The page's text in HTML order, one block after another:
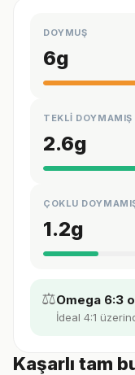
DOYMUŞ
6g
TEKLİ DOYMAMIŞ
2.6g
ÇOKLU
1.2g
⚖️Omega 6:3
İdeal 4:1
Kaşarlı tam